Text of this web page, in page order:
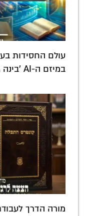
עולם החסידות
במיזם ה-AI 'בינה גאולתית'
מורה הדרך